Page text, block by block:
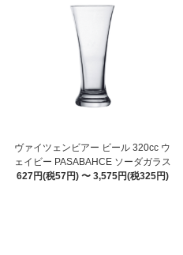
ヴァイツェンビアー ビール 320cc ウ
ェイビー PASABAHCE ソーダガラス
627円(税57円) 〜 3,575円(税325円)